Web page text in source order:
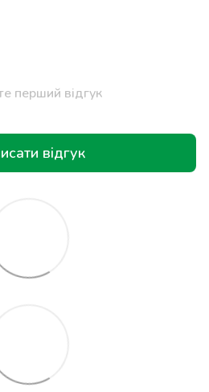
перший відгук
відгук